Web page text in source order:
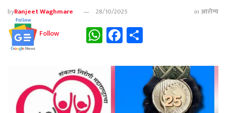
byRanjeet Waghmare 28/10/2025 in आरोग्य
Follow WhatsApp
Facebook